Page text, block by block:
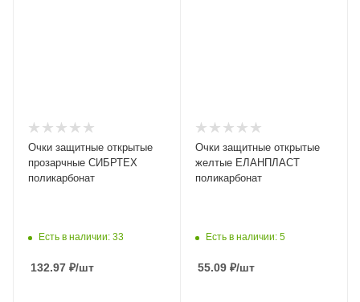
Очки защитные открытые
прозарчные СИБРТЕХ
поликарбонат
Есть в наличии: 33
132.97 ₽/шт
Очки защитные открытые
желтые ЕЛАНПЛАСТ
поликарбонат
Есть в наличии: 5
55.09 ₽/шт